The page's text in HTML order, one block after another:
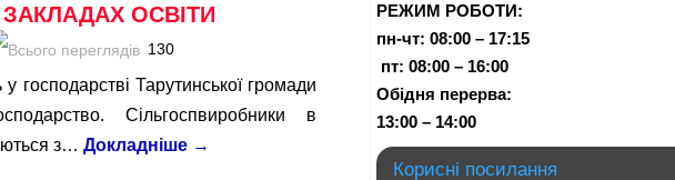
ОСВІТИ
130
господарстві Тарутинської громади
Сільгоспвиробники в
з… Докладніше →
РЕЖИМ РОБОТИ:
пн-чт: 08:00 – 17:15
пт: 08:00 – 16:00
Обідня перерва:
13:00 – 14:00
Корисні посилання